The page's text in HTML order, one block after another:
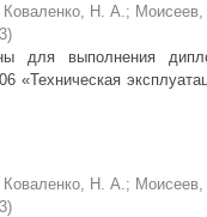
Коваленко, Н. А.;
)
для выполнения
«Техническая
Коваленко, Н. А.;
)